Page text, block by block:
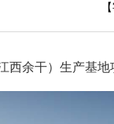
余干）生产基地